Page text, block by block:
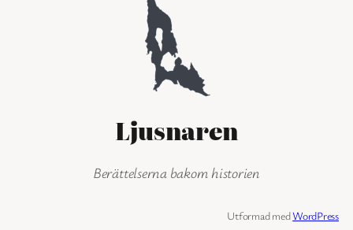
Ljusnaren
Berättelserna bakom historien
Utformad medWordPress